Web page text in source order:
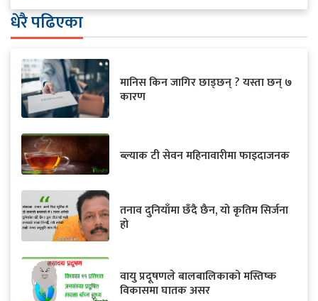
धेरै पढिएका
मानिस किन जागिर छाड्छन् ? यस्ता छन् ७
कारण
ब्ल्याक टी सेवन महिनावारीमा फाइदाजनक
तनाव दुनियाँमा छँदै छैन, यो कृतिम सिर्जना
हो
वायु प्रदूषणले बालबालिकाको मस्तिष्क
विकासमा घातक असर